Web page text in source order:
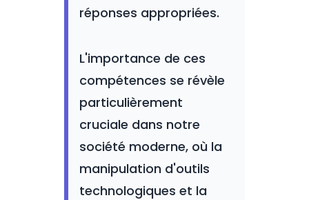
réponses appropriées.
L'importance de ces
compétences se révèle
particulièrement
cruciale dans notre
société moderne, où la
manipulation d'outils
technologiques et la